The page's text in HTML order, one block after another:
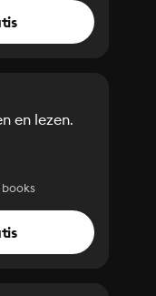
en lezen.